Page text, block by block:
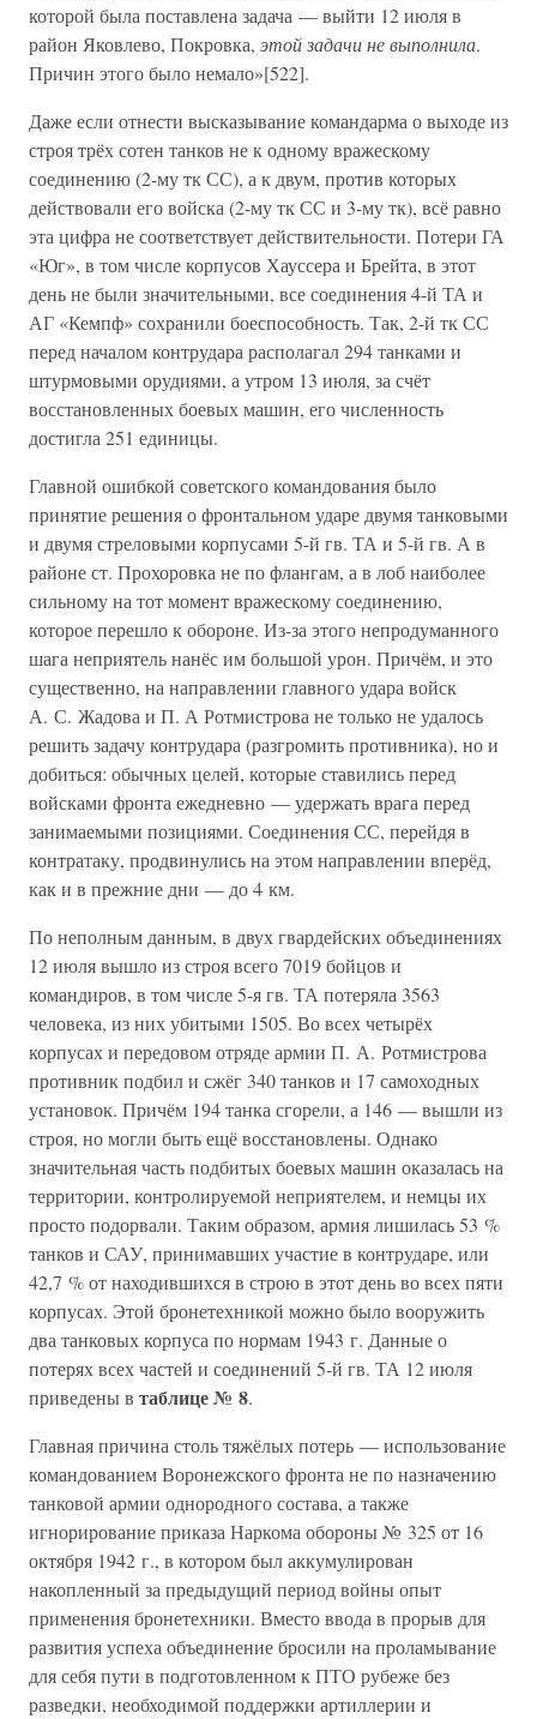
которой была поставлена задача — выйти 12 июля в
район Яковлево, Покровка, этой задачи не выполнила.
Причин этого было немало»[522].
Даже если отнести высказывание командарма о выходе из
строя трёх сотен танков не к одному вражескому
соединению (2-му тк СС), а к двум, против которых
действовали его войска (2-му тк СС и 3-му тк), всё равно
эта цифра не соответствует действительности. Потери ГА
«Юг», в том числе корпусов Хауссера и Брейта, в этот
день не были значительными, все соединения 4-й ТА и
АГ «Кемпф» сохранили боеспособность. Так, 2-й тк СС
перед началом контрудара располагал 294 танками и
штурмовыми орудиями, а утром 13 июля, за счёт
восстановленных боевых машин, его численность
достигла 251 единицы.
Главной ошибкой советского командования было
принятие решения о фронтальном ударе двумя танковыми
и двумя стреловыми корпусами 5-й гв. ТА и 5-й гв. А в
районе ст. Прохоровка не по флангам, а в лоб наиболее
сильному на тот момент вражескому соединению,
которое перешло к обороне. Из-за этого непродуманного
шага неприятель нанёс им большой урон. Причём, и это
существенно, на направлении главного удара войск
А. С. Жадова и П. А Ротмистрова не только не удалось
решить задачу контрудара (разгромить противника), но и
добиться: обычных целей, которые ставились перед
войсками фронта ежедневно — удержать врага перед
занимаемыми позициями. Соединения СС, перейдя в
контратаку, продвинулись на этом направлении вперёд,
как и в прежние дни — до 4 км.
По неполным данным, в двух гвардейских объединениях
12 июля вышло из строя всего 7019 бойцов и
командиров, в том числе 5-я гв. ТА потеряла 3563
человека, из них убитыми 1505. Во всех четырёх
корпусах и передовом отряде армии П. А. Ротмистрова
противник подбил и сжёг 340 танков и 17 самоходных
установок. Причём 194 танка сгорели, а 146 — вышли из
строя, но могли быть ещё восстановлены. Однако
значительная часть подбитых боевых машин оказалась на
территории, контролируемой неприятелем, и немцы их
просто подорвали. Таким образом, армия лишилась 53 %
танков и САУ, принимавших участие в контрударе, или
42,7 % от находившихся в строю в этот день во всех пяти
корпусах. Этой бронетехникой можно было вооружить
два танковых корпуса по нормам 1943 г. Данные о
потерях всех частей и соединений 5-й гв. ТА 12 июля
приведены в таблице № 8.
Главная причина столь тяжёлых потерь — использование
командованием Воронежского фронта не по назначению
танковой армии однородного состава, а также
игнорирование приказа Наркома обороны № 325 от 16
октября 1942 г., в котором был аккумулирован
накопленный за предыдущий период войны опыт
применения бронетехники. Вместо ввода в прорыв для
развития успеха объединение бросили на проламывание
для себя пути в подготовленном к ПТО рубеже без
разведки, необходимой поддержки артиллерии и